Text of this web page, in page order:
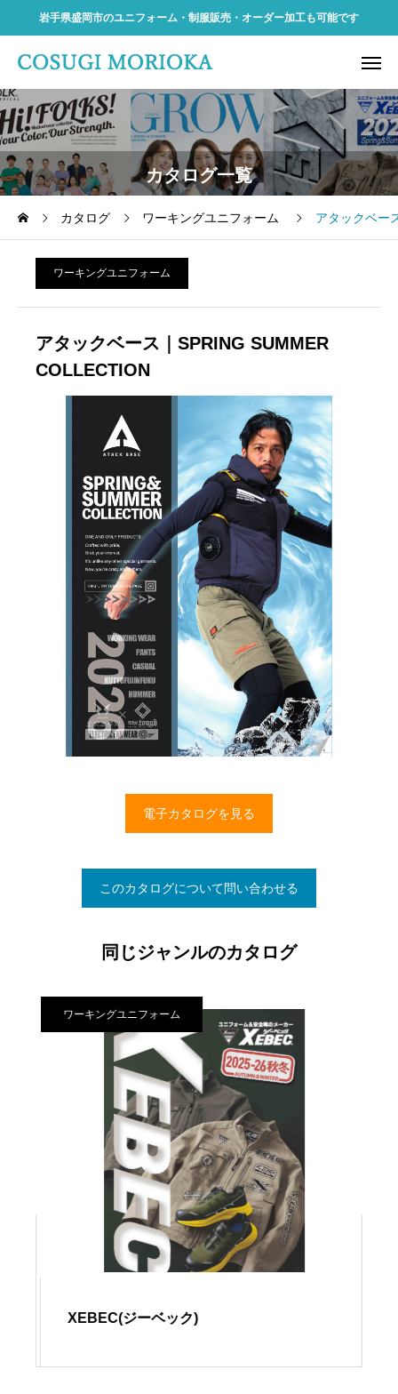
岩手県盛岡市のユニフォーム・制服販売・オーダー加工も可能です
カタログ一覧
カタログ ワーキングユニフォーム アタックベー
ワーキングユニフォーム
アタックベース｜SPRING SUMMER
COLLECTION
電子カタログを見る
このカタログについて問い合わせる
同じジャンルのカタログ
ワーキングユニフォーム
XEBEC(ジーベック)